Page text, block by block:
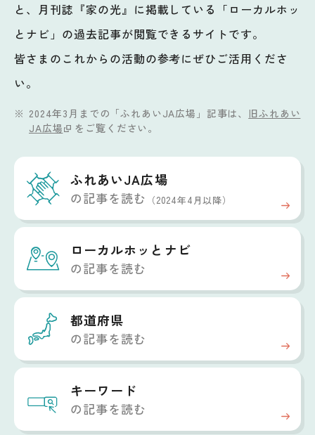
と、月刊誌『家の光』に掲載している「ローカルホッ
とナビ」の過去記事が閲覧できるサイトです。
皆さまのこれからの活動の参考にぜひご活用くださ
い。
2024年3月までの「ふれあいJA広場」記事は、 旧ふれあい
JA広場
をご覧ください。
ふれあいJA広場
の記事を読む （2024年4月以降）
ローカルホッと ナビ
の記事を読む
都道府県
の記事を読む
キーワード
の記事を読む